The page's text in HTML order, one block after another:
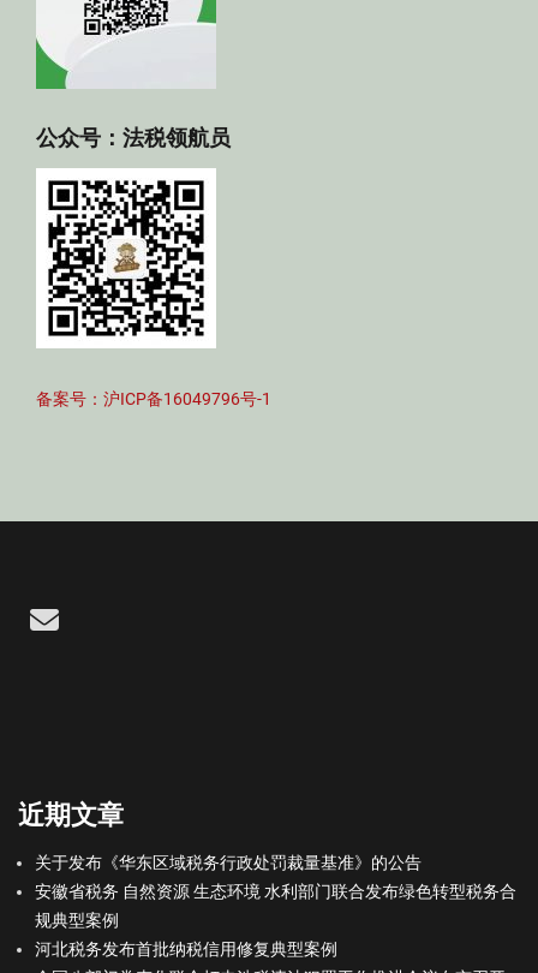
公众号：法税领航员
备案号：沪ICP备16049796号-1
Email
近期文章
关于发布《华东区域税务行政处罚裁量基准》的公告
安徽省税务 自然资源 生态环境 水利部门联合发布绿色转型税务合
规典型案例
河北税务发布首批纳税信用修复典型案例